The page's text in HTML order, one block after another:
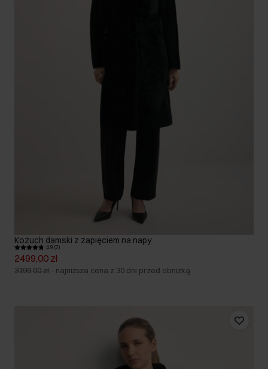
Kożuch damski z zapięciem na napy
4.9 (7)
2499,00 zł
3199,00 zł - najniższa cena z 30 dni przed obniżką